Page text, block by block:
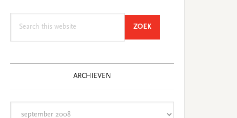
ZOEKSEARCH
ARCHIEVEN